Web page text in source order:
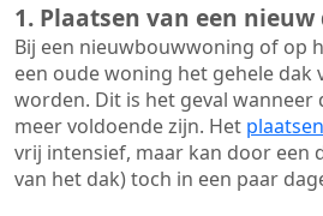
1. Plaatsen van een
Bij een nieuwbouwwoning of op
een oude woning het gehele dak
worden. Dit is het geval wanneer
meer voldoende zijn. Het
vrij intensief, maar kan door een
van het dak) toch in een paar